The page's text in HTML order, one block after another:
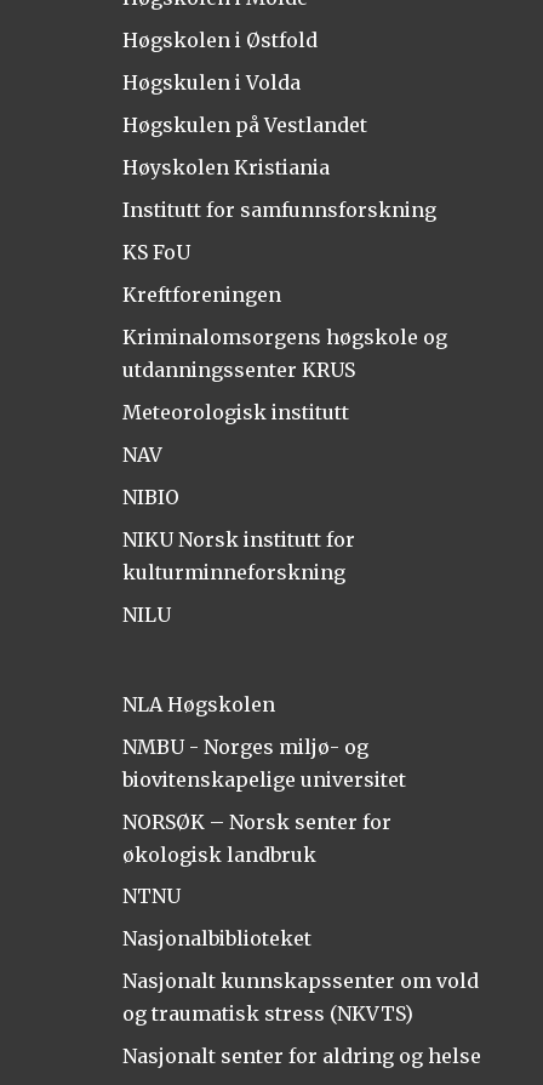
Høgskolen i Østfold
Høgskulen i Volda
Høgskulen på Vestlandet
Høyskolen Kristiania
Institutt for samfunnsforskning
KS FoU
Kreftforeningen
Kriminalomsorgens høgskole og
utdanningssenter KRUS
Meteorologisk institutt
NAV
NIBIO
NIKU Norsk institutt for
kulturminneforskning
NILU
NLA Høgskolen
NMBU - Norges miljø- og
biovitenskapelige universitet
NORSØK – Norsk senter for
økologisk landbruk
NTNU
Nasjonalbiblioteket
Nasjonalt kunnskapssenter om vold
og traumatisk stress (NKVTS)
Nasjonalt senter for aldring og helse